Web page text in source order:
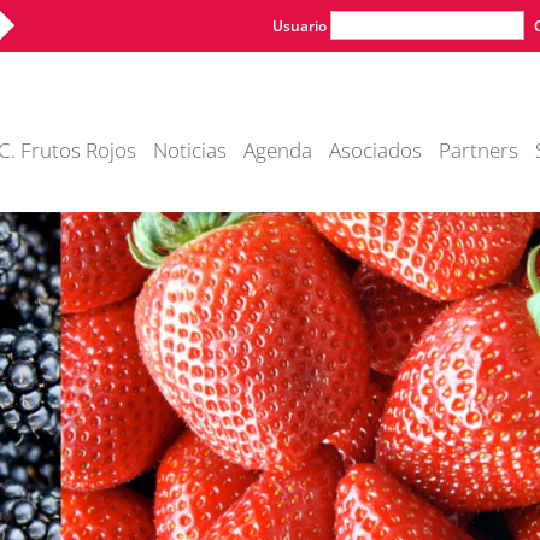
Usuario
Frutos Rojos Noticias Agenda Asociados Partners